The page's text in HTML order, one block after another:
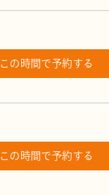
この時間で予約する
この時間で予約する